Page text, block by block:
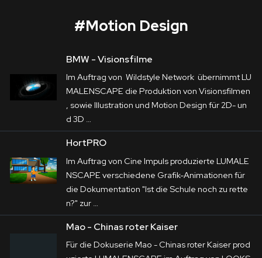
Corporate
Postproduction
Production / Services
About
Mao - Chinas roter Kaiser
Für die Dokuserie Mao - Chinas roter Kaiser
LOOKS Film verschiedene Kartenanimationen,
die das chinesische Territorialgebiet jeweils
historisch verorten. Der Dreiteiler ist eine
Produktion für die ARTE Mediathek.
#Motion Design
BMW - Visionsfilme
Im Auftrag von Wildstyle Network übernimmt LU
MALENSCAPE die Produktion von Visionsfilmen
, sowie Illustration undMotion Design für 2D- un
d 3D …
HortPRO
Im Auftrag von Cine Impuls produzierte LUMALE
NSCAPE verschiedene Grafik-Animationen für
die Dokumentation "Ist die Schule noch zu rette
n?" zur …
Mao - Chinas roter Kaiser
Für die Dokuserie Mao - Chinas roter Kaiser prod